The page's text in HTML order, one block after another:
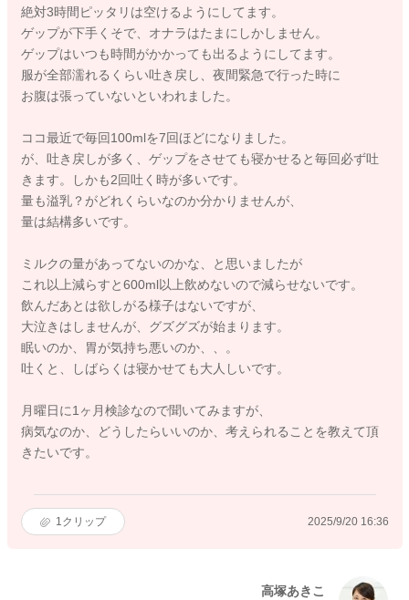
絶対3時間ピッタリは空けるようにしてます。
ゲップが下手くそで、オナラはたまにしかしません。
ゲップはいつも時間がかかっても出るようにしてます。
服が全部濡れるくらい吐き戻し、夜間緊急で行った時に
お腹は張っていないといわれました。
ココ最近で毎回100mlを7回ほどになりました。
が、吐き戻しが多く、ゲップをさせても寝かせると毎回必ず吐
きます。しかも2回吐く時が多いです。
量も溢乳？がどれくらいなのか分かりませんが、
量は結構多いです。
ミルクの量があってないのかな、と思いましたが
これ以上減らすと600ml以上飲めないので減らせないです。
飲んだあとは欲しがる様子はないですが、
大泣きはしませんが、グズグズが始まります。
眠いのか、胃が気持ち悪いのか、、。
吐くと、しばらくは寝かせても大人しいです。
月曜日に1ヶ月検診なので聞いてみますが、
病気なのか、どうしたらいいのか、考えられることを教えて頂
きたいです。
1 クリップ 2025/9/20 16:36
高塚あきこ